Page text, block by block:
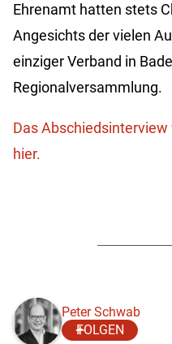
Ehrenamt hatten stets
Angesichts der vielen
einziger Verband in
Regionalversammlung.
Das
hier.
Peter Schwab
FOLGEN